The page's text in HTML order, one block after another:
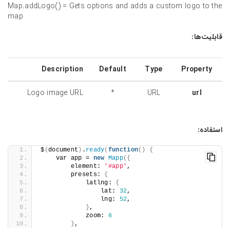
Map.addLogo() = Gets options and adds a custom logo to the
map
قابلیت‌ها:
Property
Type
Default
Description
url
URL
*
Logo image URL
استفاده:
$ (document ) . ready( function()
{
    var app =
new Mapp({
        element:
'#app' ,
        presets:
{
            latlng:
{
                lat:
32,
                lng:
52,
},
            zoom:
6
},